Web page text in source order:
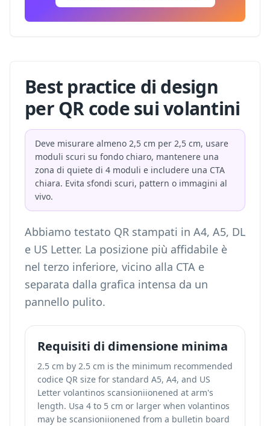
Best practice di design
per QR code sui volantini
Deve misurare almeno 2,5 cm per 2,5 cm, usare
moduli scuri su fondo chiaro, mantenere una
zona di quiete di 4 moduli e includere una CTA
chiara. Evita sfondi scuri, pattern o immagini al
vivo.
Abbiamo testato QR stampati in A4, A5, DL
e US Letter. La posizione più affidabile è
nel terzo inferiore, vicino alla CTA e
separata dalla grafica intensa da un
pannello pulito.
Requisiti di dimensione minima
2.5 cm by 2.5 cm is the minimum recommended
codice QR size for standard A5, A4, and US
Letter volantinos scansioniionened at arm's
length. Usa 4 to 5 cm or larger when volantinos
may be scansioniionened from a bulletin board